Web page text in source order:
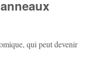
qui peut devenir